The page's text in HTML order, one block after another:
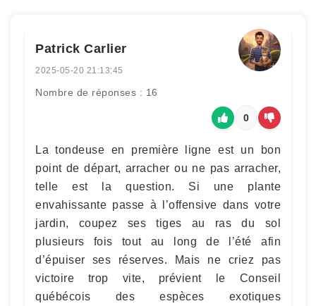
Patrick Carlier
2025-05-20 21:13:45
Nombre de réponses : 16
0
La tondeuse en première ligne est un bon
point de départ, arracher ou ne pas arracher,
telle est la question. Si une plante
envahissante passe à l’offensive dans votre
jardin, coupez ses tiges au ras du sol
plusieurs fois tout au long de l’été afin
d’épuiser ses réserves. Mais ne criez pas
victoire trop vite, prévient le Conseil
québécois des espèces exotiques